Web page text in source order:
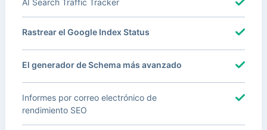
AI Search Traffic Tracker
Rastrear el Google Index Status
El generador de Schema más avanzado
Informes por correo electrónico de
rendimiento SEO